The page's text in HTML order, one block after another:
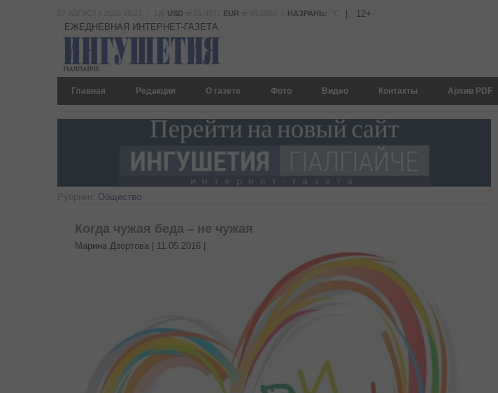
USD EUR НАЗРАНЬ: 12+
ЕЖЕДНЕВНАЯ ИНТЕРНЕТ-ГАЗЕТА
Главная Редакция О газете Фото Видео Контакты Архив PDF
Рубрики: Общество
Когда чужая беда – не чужая
Марина Дзортова | 11.05.2016